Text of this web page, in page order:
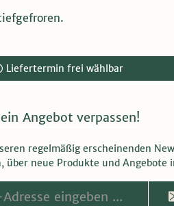
Liefertermin frei wählbar
Angebot verpassen!
regelmäßig erscheinenden
über neue Produkte und Angebote
Mail-